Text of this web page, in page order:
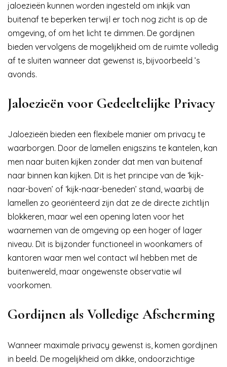
jaloezieën kunnen worden ingesteld om inkijk van
buitenaf te beperken terwijl er toch nog zicht is op de
omgeving, of om het licht te dimmen. De gordijnen
bieden vervolgens de mogelijkheid om de ruimte volledig
af te sluiten wanneer dat gewenst is, bijvoorbeeld ’s
avonds.
Jaloezieën voor Gedeeltelijke Privacy
Jaloezieën bieden een flexibele manier om privacy te
waarborgen. Door de lamellen enigszins te kantelen, kan
men naar buiten kijken zonder dat men van buitenaf
naar binnen kan kijken. Dit is het principe van de ‘kijk-
naar-boven’ of ‘kijk-naar-beneden’ stand, waarbij de
lamellen zo georiënteerd zijn dat ze de directe zichtlijn
blokkeren, maar wel een opening laten voor het
waarnemen van de omgeving op een hoger of lager
niveau. Dit is bijzonder functioneel in woonkamers of
kantoren waar men wel contact wil hebben met de
buitenwereld, maar ongewenste observatie wil
voorkomen.
Gordijnen als Volledige Afscherming
Wanneer maximale privacy gewenst is, komen gordijnen
in beeld. De mogelijkheid om dikke, ondoorzichtige